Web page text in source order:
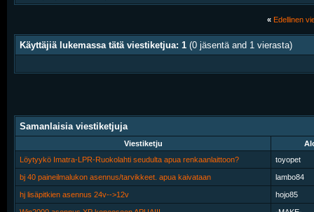
« Edellinen
Käyttäjiä lukemassa tätä viestiketjua: 1 (0 jäsentä and 1 vierasta)
Samanlaisia viestiketjuja
Viestiketju
Löytyykö Imatra-LPR-Ruokolahti seudulta apua renkaanlaittoon?
toyopet
bj 40 paineilmalukon asennus/tarvikkeet. apua kaivataan lambo84
hj lisäpitkien asennus 24v-->12v hojo85